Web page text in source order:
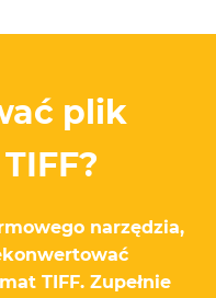
plik
narzędzia,
TIFF. Zupełnie